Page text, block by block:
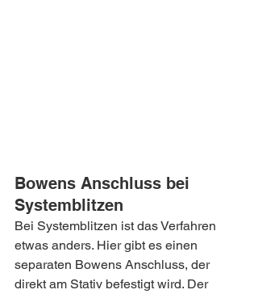
Bowens Anschluss bei
Systemblitzen
Bei Systemblitzen ist das Verfahren
etwas anders. Hier gibt es einen
separaten Bowens Anschluss, der
direkt am Stativ befestigt wird. Der